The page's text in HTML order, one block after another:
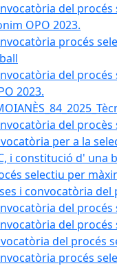
del
OPO 2023.
procés
del
2023.
del
per a la
i constitució d' una
selectiu per
i convocatòria
del
del
del
procés